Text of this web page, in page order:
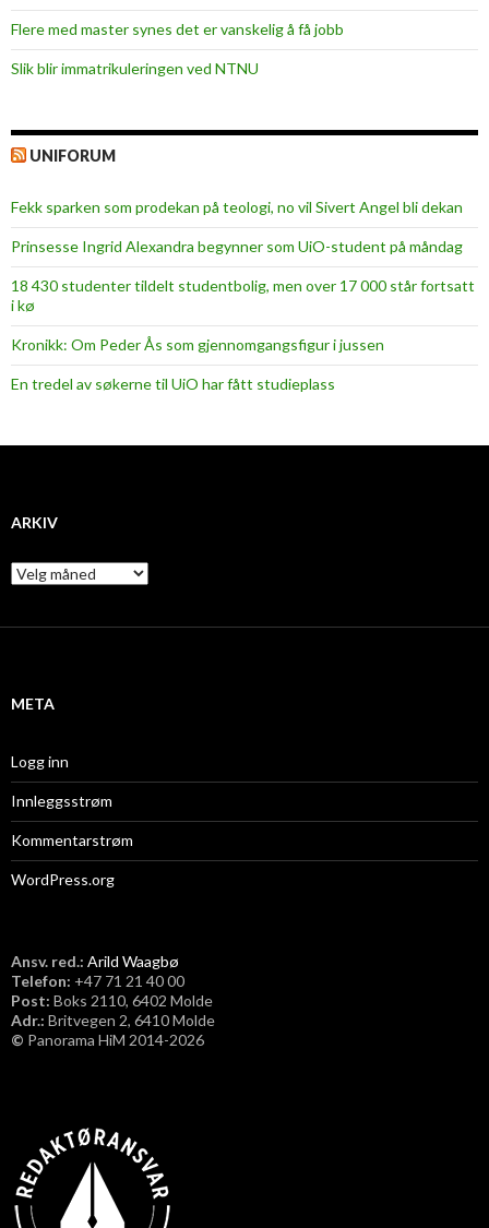
Flere med master synes det er vanskelig å få jobb
Slik blir immatrikuleringen ved NTNU
UNIFORUM
Fekk sparken som prodekan på teologi, no vil Sivert Angel bli dekan
Prinsesse Ingrid Alexandra begynner som UiO-student på måndag
18 430 studenter tildelt studentbolig, men over 17 000 står fortsatt
i kø
Kronikk: Om Peder Ås som gjennomgangsfigur i jussen
En tredel av søkerne til UiO har fått studieplass
ARKIV
A
r
i
META
Logg inn
Innleggsstrøm
Kommentarstrøm
WordPress.org
Ansv. red.: Arild Waagbø
Telefon: ​+47 71 21 40 00
Post: Boks 2110, 6402 Molde
Adr.: Britvegen 2, 6410 Molde
© Panorama HiM 2014-2026